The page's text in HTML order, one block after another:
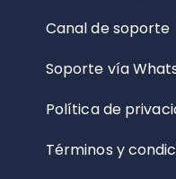
Canal de soporte
Soporte vía
Política de
Términos y